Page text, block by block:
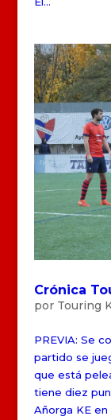
Crónica
por Touring
PREVIA: Se
partido se
que está
tiene diez
Añorga KE